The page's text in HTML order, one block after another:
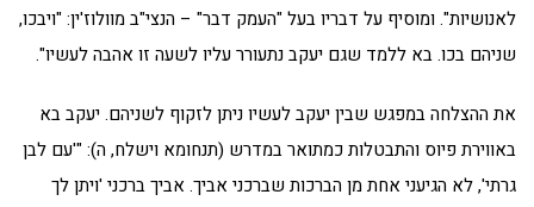
לאנושיות". ומוסיף על דבריו בעל "העמק דבר" – הנצי"ב מוולוז'ין: "ויבכו,
שניהם בכו. בא ללמד שגם יעקב נתעורר עליו לשעה זו אהבה לעשיו".
את ההצלחה במפגש שבין יעקב לעשיו ניתן לזקוף לשניהם. יעקב בא
באווירת פיוס והתבטלות כמתואר במדרש (תנחומא וישלח, ה): "'עם לבן
גרתי', לא הגיעני אחת מן הברכות שברכני אביך. אביך ברכני 'ויתן לך